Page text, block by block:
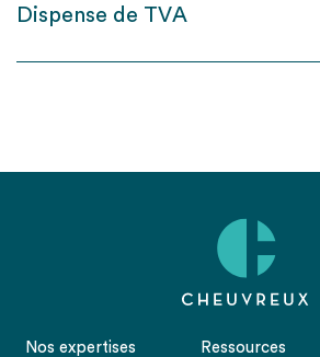
Dispense de TVA
Nos expertises Ressources